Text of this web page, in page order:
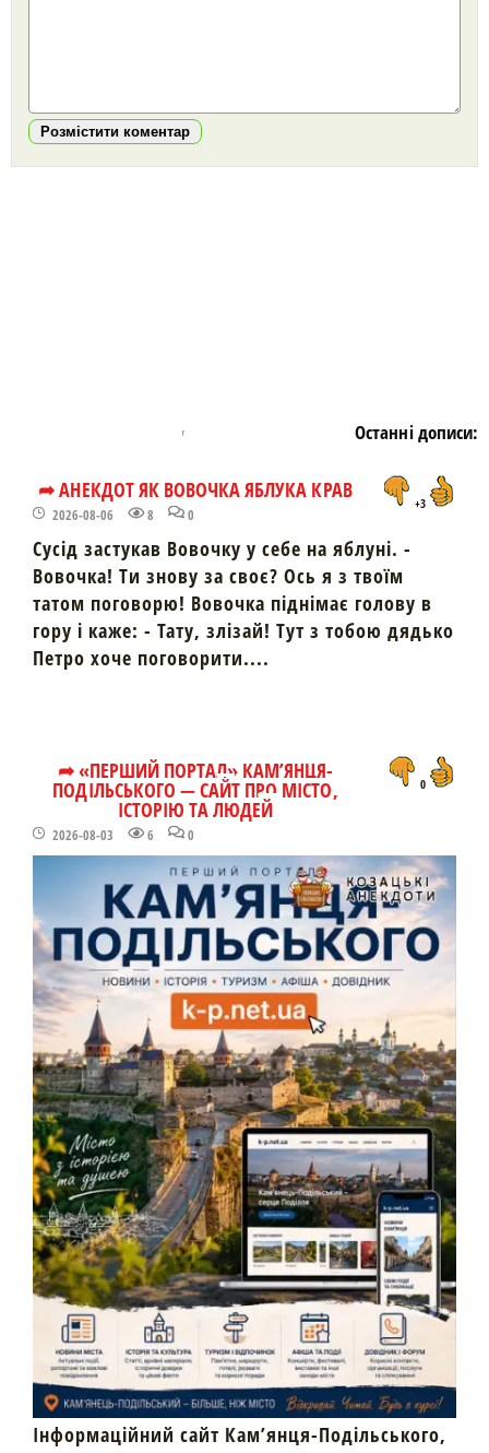
Розмістити коментар
Останні дописи:
➦ АНЕКДОТ ЯК ВОВОЧКА ЯБЛУКА КРАВ
2026-08-06 8 0
+3
Сусід застукав Вовочку у себе на яблуні. -
Вовочка! Ти знову за своє? Ось я з твоїм
татом поговорю! Вовочка піднімає голову в
гору і каже: - Тату, злізай! Тут з тобою дядько
Петро хоче поговорити....
➦ «ПЕРШИЙ ПОРТАЛ» КАМ’ЯНЦЯ-
ПОДІЛЬСЬКОГО — САЙТ ПРО МІСТО,
ІСТОРІЮ ТА ЛЮДЕЙ
2026-08-03 6 0
0
Інформаційний сайт Кам’янця-Подільського,